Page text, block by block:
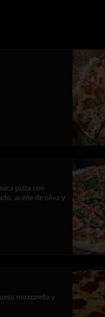
pizza con
aceite de oliva y
mozzarella y